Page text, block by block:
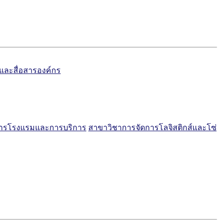
ละสื่อสารองค์กร
โรงแรมและการบริการ สาขาวิชาการจัดการโลจิสติกส์และโซ่